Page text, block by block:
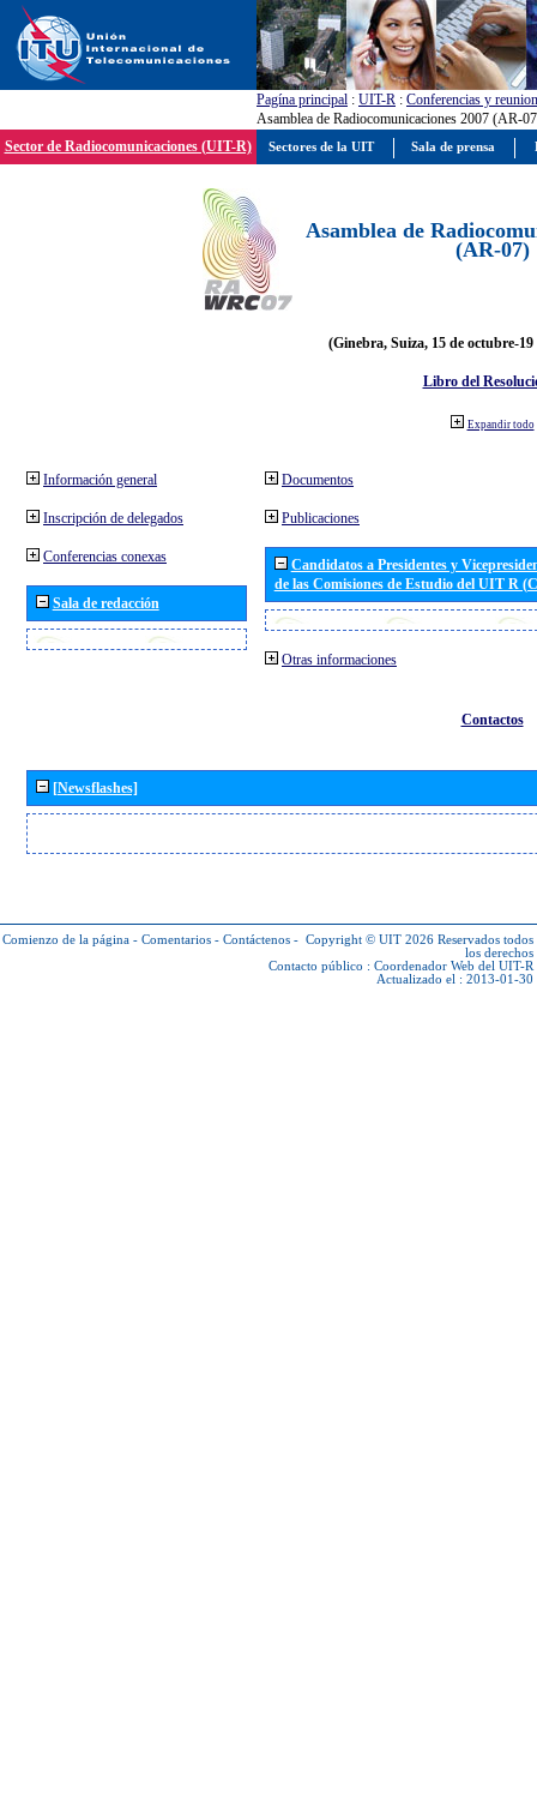
Pagína principal : UIT-R : Conferencias y
Asamblea de Radiocomunicaciones 2007 (AR-
Sector de Radiocomunicaciones (UIT-R)
Asamblea de
(AR-07)
(Ginebra, Suiza, 15 de octubre-19
Libro del
Expandir todo
Información general
Inscripción de delegados
Conferencias conexas
Sala de redacción
Documentos
Publicaciones
Candidatos a Presidentes y
de las Comisiones de Estudio del UIT R
Otras informaciones
Contactos
[Newsflashes]
Comienzo de la página - Comentarios - Contáctenos - Copyright © UIT 2026 Reservados todos
los derechos
Contacto público : Coordenador Web del UIT-R
Actualizado el : 2013-01-30
Sectores de la UIT Sala de prensa